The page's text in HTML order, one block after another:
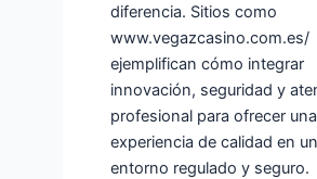
diferencia. Sitios como
www.vegazcasino.com.es/
ejemplifican cómo integrar
innovación, seguridad y
profesional para ofrecer una
experiencia de calidad en un
entorno regulado y seguro.